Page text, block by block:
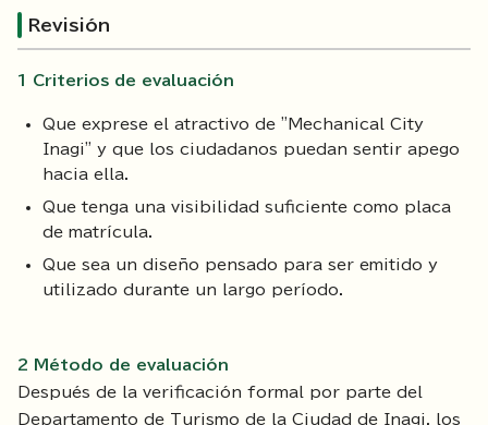
Revisión
1 Criterios de evaluación
Que exprese el atractivo de "Mechanical City
Inagi" y que los ciudadanos puedan sentir apego
hacia ella.
Que tenga una visibilidad suficiente como placa
de matrícula.
Que sea un diseño pensado para ser emitido y
utilizado durante un largo período.
2 Método de evaluación
Después de la verificación formal por parte del
Departamento de Turismo de la Ciudad de Inagi, los